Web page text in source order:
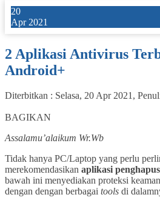
20
Apr 2021
2 Aplikasi Antivirus
Android+
Diterbitkan : Selasa, 20 Apr 2021,
BAGIKAN
Assalamu’alaikum Wr.Wb
Tidak hanya PC/Laptop yang perlu
merekomendasikan aplikasi
bawah ini menyediakan proteksi
dengan dengan berbagai tools di